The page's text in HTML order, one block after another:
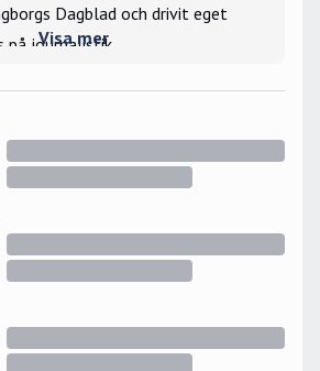
Dagblad och drivit eget
på journalistik.
Hockey-VM 2019 på plats i
JVM 2025 i Ottawa för
Nicklas Lidströms OS-
Visa mer